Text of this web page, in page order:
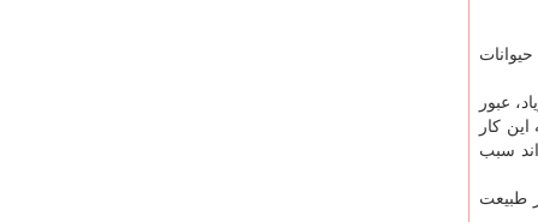
عبور
کار
سبب
طبیعت